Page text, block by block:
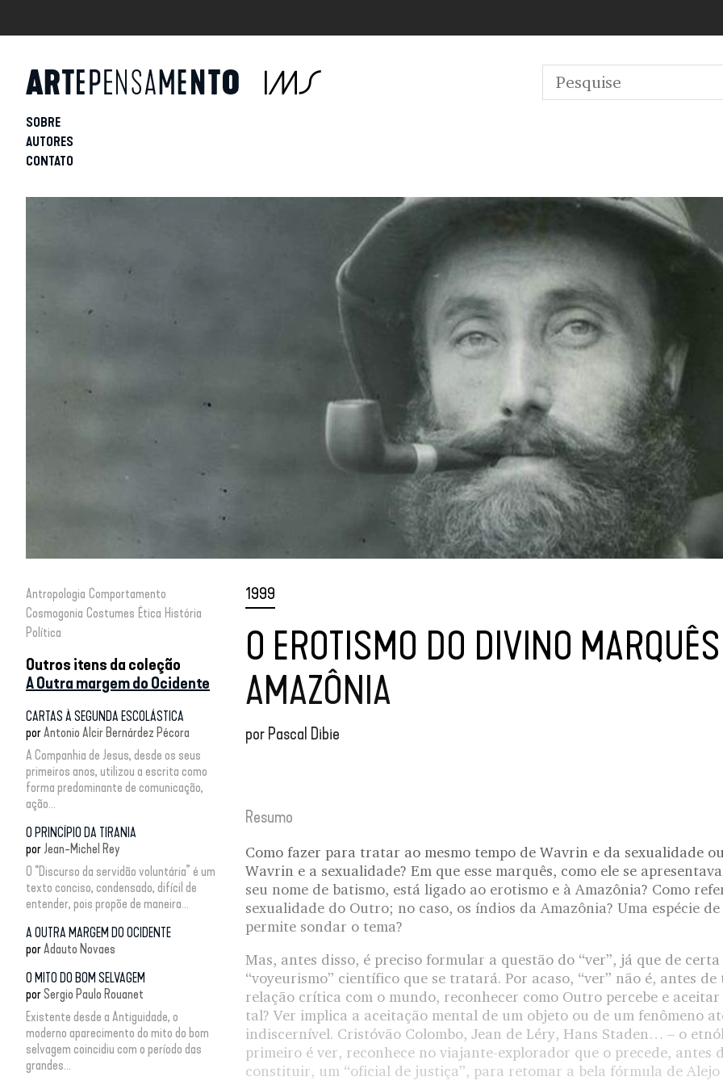
SOBRE
AUTORES
CONTATO
Antropologia Comportamento
Cosmogonia Costumes Ética História
Política
Outros itens da coleção
A Outra margem do Ocidente
CARTAS À SEGUNDA ESCOLÁSTICA
porAntonio Alcir Bernárdez Pécora
A Companhia de Jesus, desde os seus
primeiros anos, utilizou a escrita como
forma predominante de comunicação,
ação...
O PRINCÍPIO DA TIRANIA
por Jean-Michel Rey
O “Discurso da servidão voluntária” é um
texto conciso, condensado, difícil de
entender, pois propõe de maneira...
A OUTRA MARGEM DO OCIDENTE
porAdauto Novaes
O MITO DO BOM SELVAGEM
porSergio Paulo Rouanet
Existente desde a Antiguidade, o
moderno aparecimento do mito do bom
selvagem coincidiu com o período das
grandes...
1999
O EROTISMO DO DIVINO
AMAZÔNIA
por Pascal Dibie
Resumo
Como fazer para tratar ao mesmo tempo de Wavrin e da sexualidade
Wavrin e a sexualidade? Em que esse marquês, como ele se
seu nome de batismo, está ligado ao erotismo e à Amazônia? Como
sexualidade do Outro; no caso, os índios da Amazônia? Uma espécie
permite sondar o tema?
Mas, antes disso, é preciso formular a questão do “ver”, já que de
“voyeurismo” científico que se tratará. Por acaso, “ver” não é, antes
relação crítica com o mundo, reconhecer como Outro percebe e
tal? Ver implica a aceitação mental de um objeto ou de um fenômeno
indiscernível. Cristóvão Colombo, Jean de Léry, Hans Staden… – o
primeiro é ver, reconhece no viajante-explorador que o precede, antes
constituir, um “oficial de justiça”, para retomar a bela fórmula de